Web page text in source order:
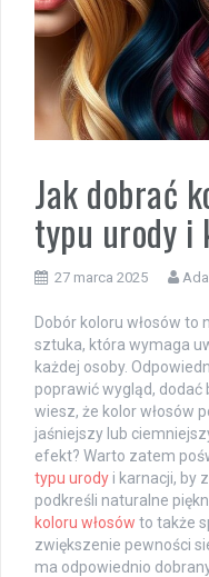
Jak dobrać
typu urody
27 marca 2025
Dobór koloru włosów to
sztuka, która wymaga
każdej osoby.
poprawić wygląd, dodać
wiesz, że kolor włosów
jaśniejszy lub
efekt? Warto zatem
typu urody i karnacji, by
podkreśli naturalne
koloru włosów to także
zwiększenie pewności
ma odpowiednio